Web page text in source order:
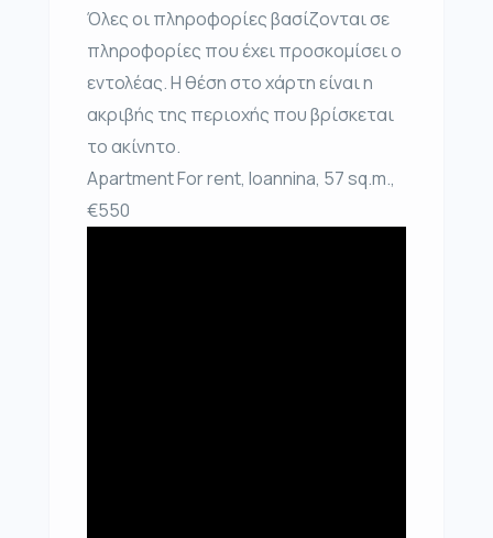
Όλες οι πληροφορίες βασίζονται σε
πληροφορίες που έχει προσκομίσει ο
εντολέας. Η θέση στο χάρτη είναι η
ακριβής της περιοχής που βρίσκεται
το ακίνητο.
Apartment For rent, Ioannina, 57 sq.m.,
€550